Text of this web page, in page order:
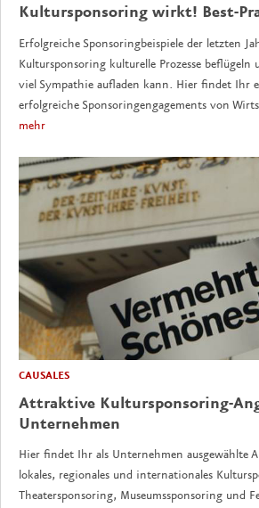
Kultursponsoring wirkt! Best-
Erfolgreiche Sponsoringbeispiele der letzten
Kultursponsoring kulturelle Prozesse
viel Sympathie aufladen kann. Hier findet Ihr
erfolgreiche Sponsoringengagements von
mehr
CAUSALES
Attraktive Kultursponsoring-
Unternehmen
Hier findet Ihr als Unternehmen ausgewählte
lokales, regionales und internationales
Theatersponsoring, Museumssponsoring und